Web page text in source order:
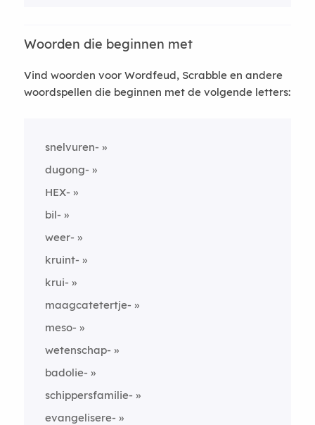
Woorden die beginnen met
Vind woorden voor Wordfeud, Scrabble en andere
woordspellen die beginnen met de volgende letters:
snelvuren-
dugong-
HEX-
bil-
weer-
kruint-
krui-
maagcatetertje-
meso-
wetenschap-
badolie-
schippersfamilie-
evangelisere-